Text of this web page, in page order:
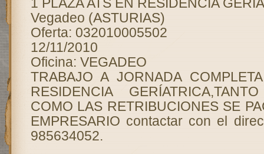
Vegadeo (ASTURIAS)
Oferta: 032010005502
12/11/2010
Oficina: VEGADEO
TRABAJO A JORNADA
RESIDENCIA
COMO LAS RETRIBUCIONES SE
EMPRESARIO contactar con el
985634052.